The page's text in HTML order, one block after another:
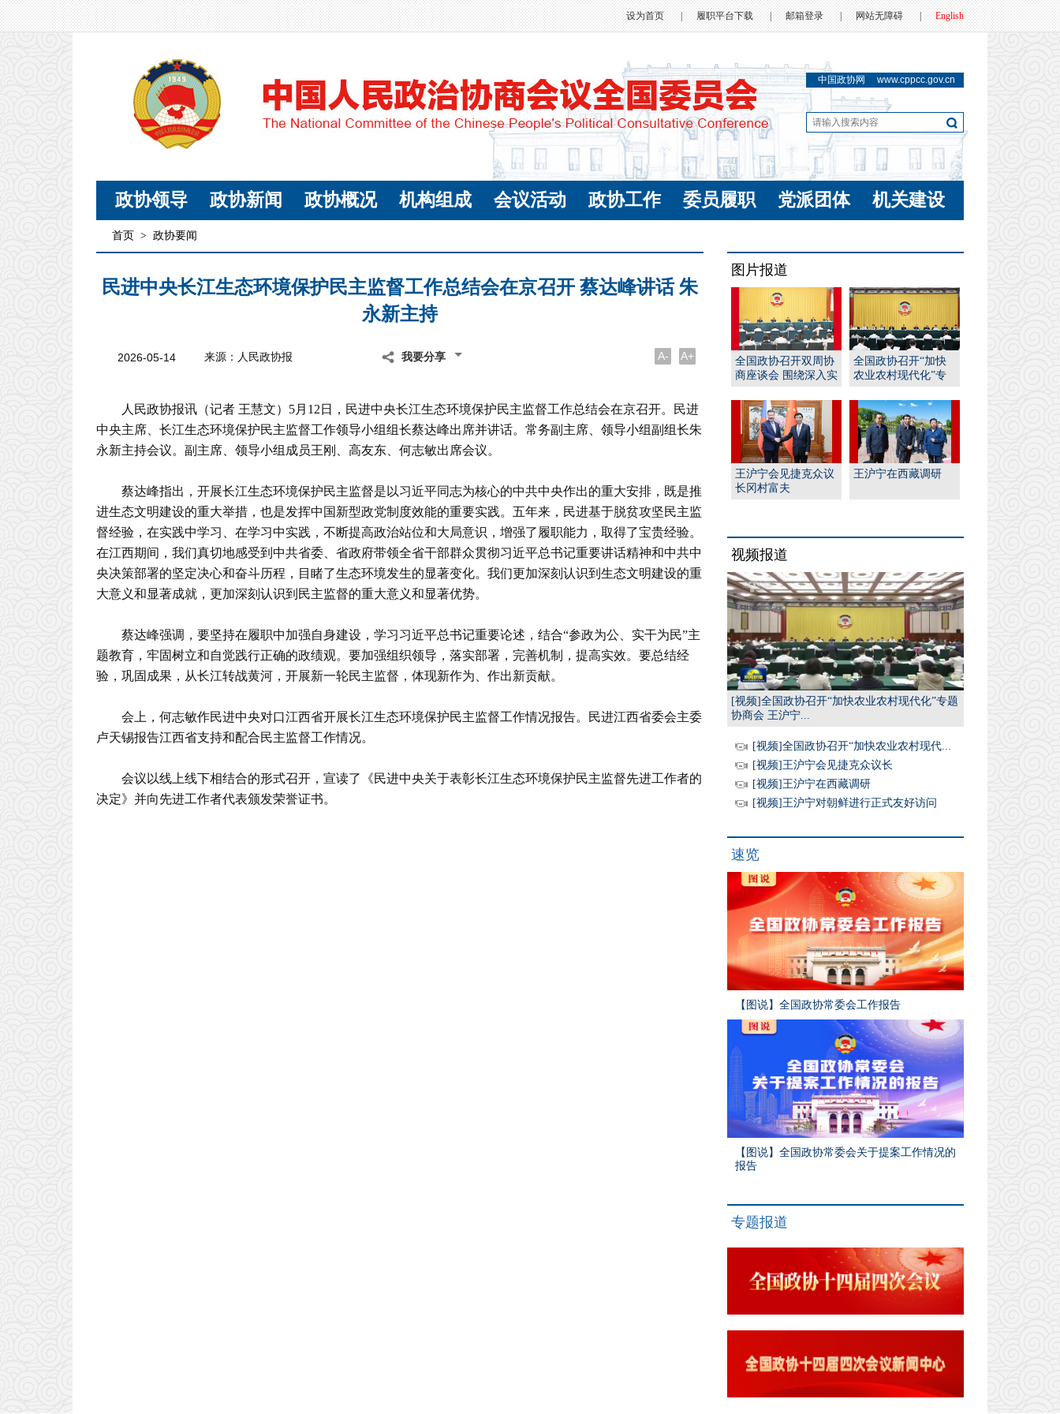
设为首页 履职平台下载 | 邮箱登录 网站无障碍 | English
中国政协网 www.cppcc.gov.cn
政协领导 政协新闻 政协概况 机构组成 会议活动 政协工作 委员履职 党派团体 机关建设
首页 > 政协要闻
民进中央长江生态环境保护民主监督工作总结会在京召开 蔡达峰讲话 朱
永新主持
2026-05-14 来源：人民政协报 我要分享 A- A+
人民政协报讯（记者 王慧文）5月12日，民进中央长江生态环境保护民主监督工作总结会在京召开。民进
中央主席、长江生态环境保护民主监督工作领导小组组长蔡达峰出席并讲话。常务副主席、领导小组副组长朱
永新主持会议。副主席、领导小组成员王刚、高友东、何志敏出席会议。
蔡达峰指出，开展长江生态环境保护民主监督是以习近平同志为核心的中共中央作出的重大安排，既是推
进生态文明建设的重大举措，也是发挥中国新型政党制度效能的重要实践。五年来，民进基于脱贫攻坚民主监
督经验，在实践中学习、在学习中实践，不断提高政治站位和大局意识，增强了履职能力，取得了宝贵经验。
在江西期间，我们真切地感受到中共省委、省政府带领全省干部群众贯彻习近平总书记重要讲话精神和中共中
央决策部署的坚定决心和奋斗历程，目睹了生态环境发生的显著变化。我们更加深刻认识到生态文明建设的重
大意义和显著成就，更加深刻认识到民主监督的重大意义和显著优势。
蔡达峰强调，要坚持在履职中加强自身建设，学习习近平总书记重要论述，结合“参政为公、实干为民”主
题教育，牢固树立和自觉践行正确的政绩观。要加强组织领导，落实部署，完善机制，提高实效。要总结经
验，巩固成果，从长江转战黄河，开展新一轮民主监督，体现新作为、作出新贡献。
会上，何志敏作民进中央对口江西省开展长江生态环境保护民主监督工作情况报告。民进江西省委会主委
卢天锡报告江西省支持和配合民主监督工作情况。
会议以线上线下相结合的形式召开，宣读了《民进中央关于表彰长江生态环境保护民主监督先进工作者的
决定》并向先进工作者代表颁发荣誉证书。
图片报道
全国政协召开双周协
商座谈会 围绕深入实
动...
全国政协召开“加快
农业农村现代化”专
并...
王沪宁会见捷克众议
长冈村富夫
王沪宁在西藏调研
视频报道
[视频]全国政协召开“加快农业农村现代化”专题
协商会 王沪宁...
[视频]全国政协召开“加快农业农村现代...
[视频]王沪宁会见捷克众议长
[视频]王沪宁在西藏调研
[视频]王沪宁对朝鲜进行正式友好访问
速览
【图说】全国政协常委会工作报告
【图说】全国政协常委会关于提案工作情况的
报告
专题报道